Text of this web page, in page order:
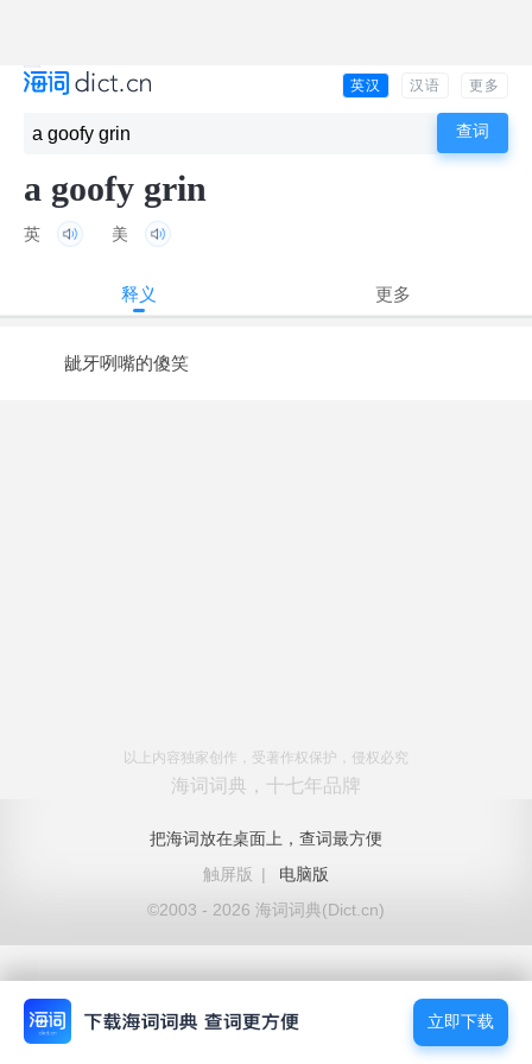
英汉 汉语 更多
a goofy grin
英 美
释义 更多
龇牙咧嘴的傻笑
以上内容独家创作，受著作权保护，侵权必究
海词词典，十七年品牌
把海词放在桌面上，查词最方便
触屏版
|
电脑版
©2003 - 2026 海词词典(Dict.cn)
立即下载
立即下载